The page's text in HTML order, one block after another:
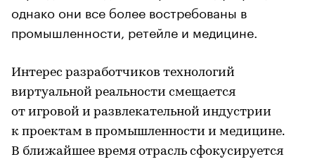
однако они все более востребованы в
промышленности, ретейле и медицине.
Интерес разработчиков технологий
виртуальной реальности смещается
от игровой и развлекательной индустрии
к проектам в промышленности и медицине.
В ближайшее время отрасль сфокусируется